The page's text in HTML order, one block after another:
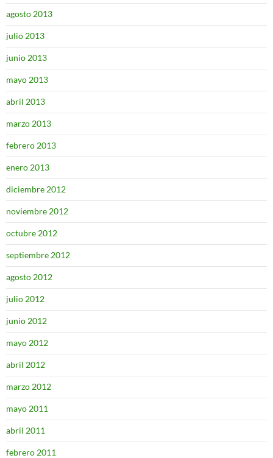
agosto 2013
julio 2013
junio 2013
mayo 2013
abril 2013
marzo 2013
febrero 2013
enero 2013
diciembre 2012
noviembre 2012
octubre 2012
septiembre 2012
agosto 2012
julio 2012
junio 2012
mayo 2012
abril 2012
marzo 2012
mayo 2011
abril 2011
febrero 2011